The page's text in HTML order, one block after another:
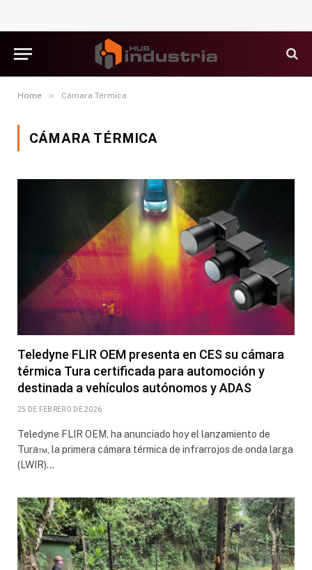
Home » Cámara Térmica
CÁMARA TÉRMICA
Teledyne FLIR OEM presenta en CES su cámara
térmica Tura certificada para automoción y
destinada a vehículos autónomos y ADAS
25 DE FEBRERO DE 2026
Teledyne FLIR OEM, ha anunciado hoy el lanzamiento de
Tura™, la primera cámara térmica de infrarrojos de onda larga
(LWIR)…